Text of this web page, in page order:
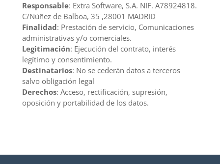
Responsable: Extra Software, S.A. NIF. A78924818.
C/Núñez de Balboa, 35 ,28001 MADRID
Finalidad: Prestación de servicio, Comunicaciones
administrativas y/o comerciales.
Legitimación: Ejecución del contrato, interés
legítimo y consentimiento.
Destinatarios: No se cederán datos a terceros
salvo obligación legal
Derechos: Acceso, rectificación, supresión,
oposición y portabilidad de los datos.